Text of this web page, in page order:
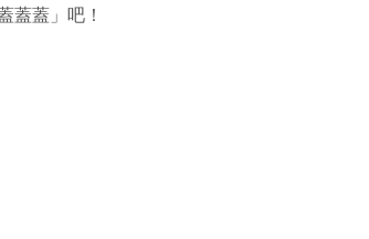
蓋蓋」吧！